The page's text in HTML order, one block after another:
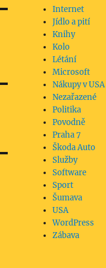
Internet
Jídlo a pití
Knihy
Kolo
Létání
Microsoft
Nákupy v USA
Nezařazené
Politika
Povodně
Praha 7
Škoda Auto
Služby
Software
Sport
Šumava
USA
WordPress
Zábava